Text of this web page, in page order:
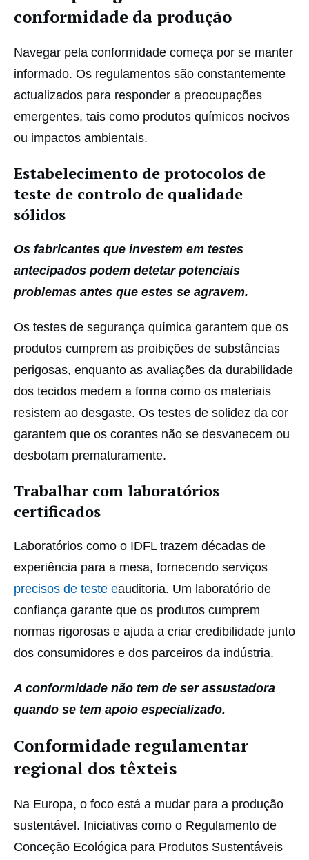
conformidade da produção
Navegar pela conformidade começa por se manter
informado. Os regulamentos são constantemente
actualizados para responder a preocupações
emergentes, tais como produtos químicos nocivos
ou impactos ambientais.
Estabelecimento de protocolos de
teste de controlo de qualidade
sólidos
Os fabricantes que investem em testes
antecipados podem detetar potenciais
problemas antes que estes se agravem.
Os testes de segurança química garantem que os
produtos cumprem as proibições de substâncias
perigosas, enquanto as avaliações da durabilidade
dos tecidos medem a forma como os materiais
resistem ao desgaste. Os testes de solidez da cor
garantem que os corantes não se desvanecem ou
desbotam prematuramente.
Trabalhar com laboratórios
certificados
Laboratórios como o IDFL trazem décadas de
experiência para a mesa, fornecendo serviços
precisos de teste eauditoria. Um laboratório de
confiança garante que os produtos cumprem
normas rigorosas e ajuda a criar credibilidade junto
dos consumidores e dos parceiros da indústria.
A conformidade não tem de ser assustadora
quando se tem apoio especializado.
Conformidade regulamentar
regional dos têxteis
Na Europa, o foco está a mudar para a produção
sustentável. Iniciativas como o Regulamento de
Conceção Ecológica para Produtos Sustentáveis